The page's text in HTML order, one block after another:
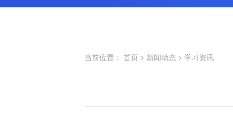
当前位置： 首页 > 新闻动态 > 学习资讯